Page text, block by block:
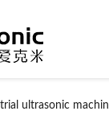
ultrasonic